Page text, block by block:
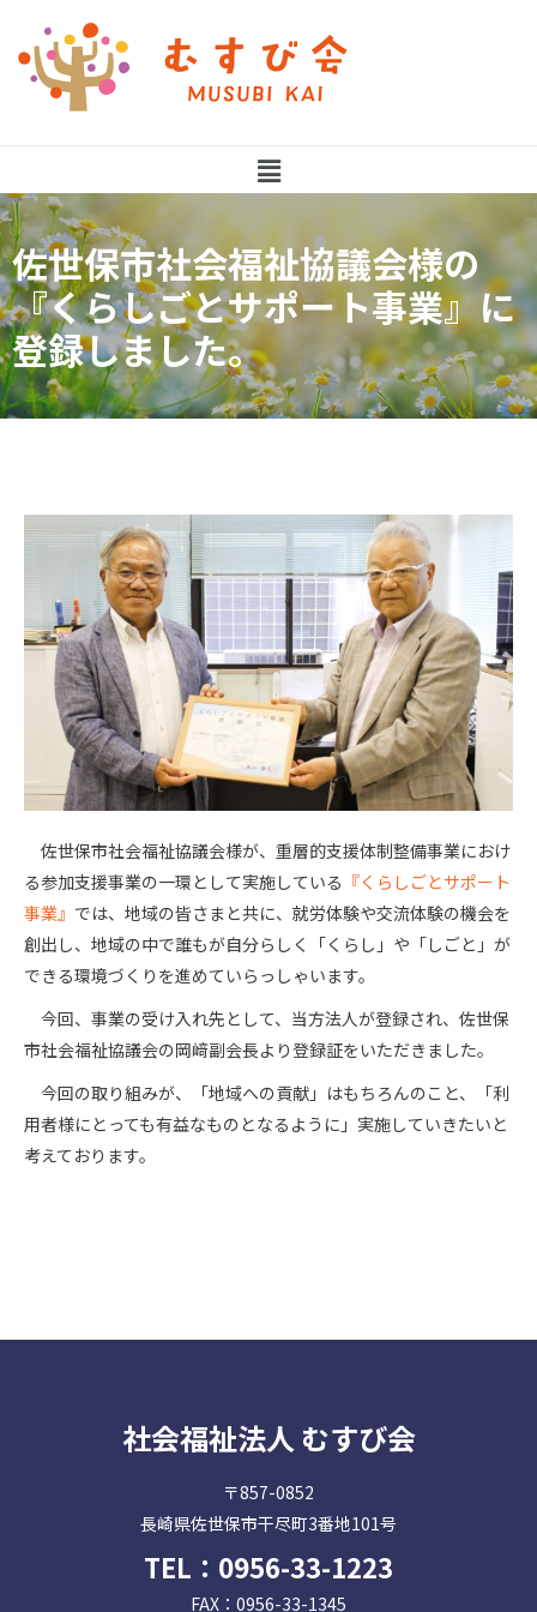
佐世保市社会福祉協議会様の
『くらしごとサポート事業』に
登録しました。
佐世保市社会福祉協議会様が、重層的支援体制整備事業におけ
る参加支援事業の一環として実施している 『くらしごとサポート
事業』 では、地域の皆さまと共に、就労体験や交流体験の機会を
創出し、地域の中で誰もが自分らしく「くらし」や「しごと」が
できる環境づくりを進めていらっしゃいます。
今回、事業の受け入れ先として、当方法人が登録され、佐世保
市社会福祉協議会の岡﨑副会長より登録証をいただきました。
今回の取り組みが、「地域への貢献」はもちろんのこと、「利
用者様にとっても有益なものとなるように」実施していきたいと
考えております。
社会福祉法人 むすび会
〒857-0852
長崎県佐世保市干尽町3番地101号
TEL： 0956-33-1223
FAX：0956-33-1345